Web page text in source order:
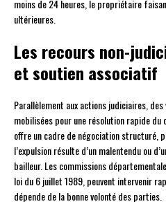
moins de 24 heures, le propriétaire
ultérieures.
Les recours non-
et soutien associatif
Parallèlement aux actions judiciaires, des
mobilisées pour une résolution rapide du
offre un cadre de négociation structuré,
l’expulsion résulte d’un malentendu ou
bailleur. Les commissions
loi du 6 juillet 1989, peuvent intervenir
dépende de la bonne volonté des parties.